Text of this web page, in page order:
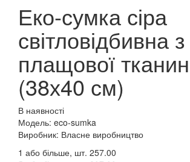
Еко-сумка сіра
світловідбивна з
плащової
(38х40 см)
В наявності
Модель: eco-sumka
Виробник: Власне виробництво
1 або більше, шт. 257.00